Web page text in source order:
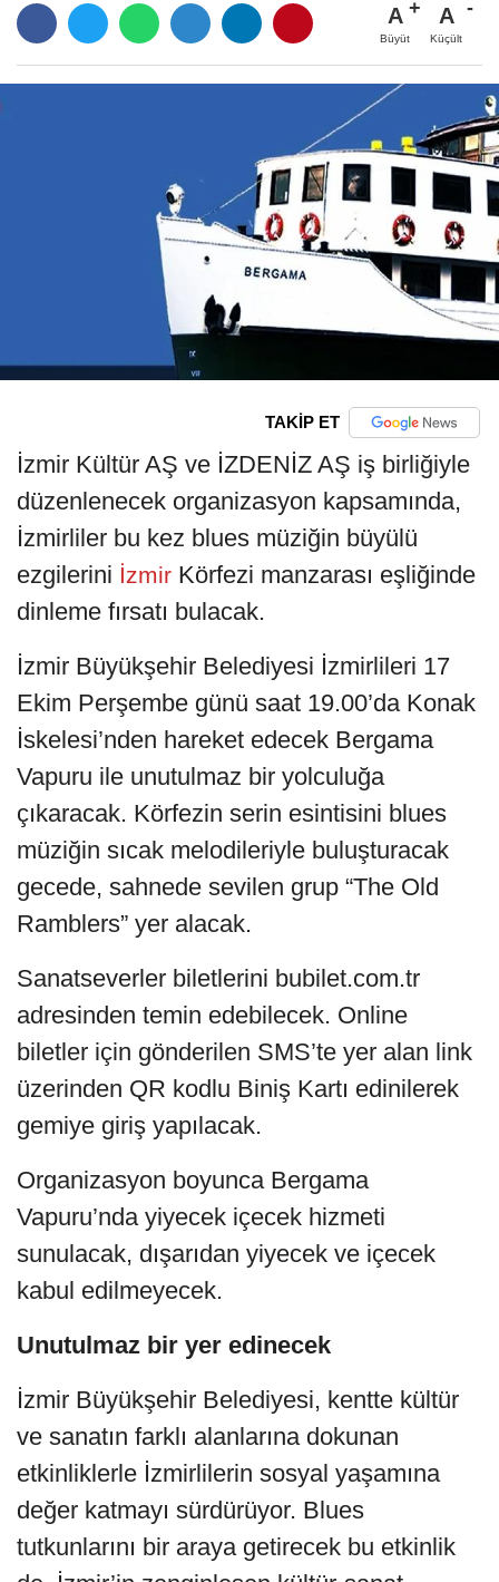
A
Büyüt
A
Küçült
TAKİP ET
İzmir Kültür AŞ ve İZDENİZ AŞ iş birliğiyle
düzenlenecek organizasyon kapsamında,
İzmirliler bu kez blues müziğin büyülü
ezgilerini İzmir Körfezi manzarası eşliğinde
dinleme fırsatı bulacak.
İzmir Büyükşehir Belediyesi İzmirlileri 17
Ekim Perşembe günü saat 19.00’da Konak
İskelesi’nden hareket edecek Bergama
Vapuru ile unutulmaz bir yolculuğa
çıkaracak. Körfezin serin esintisini blues
müziğin sıcak melodileriyle buluşturacak
gecede, sahnede sevilen grup “The Old
Ramblers” yer alacak.
Sanatseverler biletlerini bubilet.com.tr
adresinden temin edebilecek. Online
biletler için gönderilen SMS’te yer alan link
üzerinden QR kodlu Biniş Kartı edinilerek
gemiye giriş yapılacak.
Organizasyon boyunca Bergama
Vapuru’nda yiyecek içecek hizmeti
sunulacak, dışarıdan yiyecek ve içecek
kabul edilmeyecek.
Unutulmaz bir yer edinecek
İzmir Büyükşehir Belediyesi, kentte kültür
ve sanatın farklı alanlarına dokunan
etkinliklerle İzmirlilerin sosyal yaşamına
değer katmayı sürdürüyor. Blues
tutkunlarını bir araya getirecek bu etkinlik